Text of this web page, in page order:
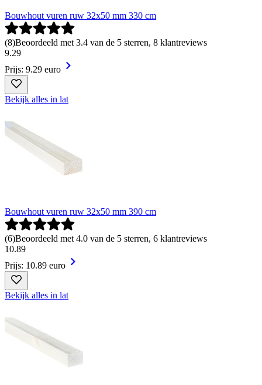
Bouwhout vuren ruw 32x50 mm 330 cm
(8)Beoordeeld met 3.4 van de 5 sterren, 8 klantreviews
9.29
Prijs: 9.29 euro
Bekijk alles in lat
Bouwhout vuren ruw 32x50 mm 390 cm
(6)Beoordeeld met 4.0 van de 5 sterren, 6 klantreviews
10.89
Prijs: 10.89 euro
Bekijk alles in lat